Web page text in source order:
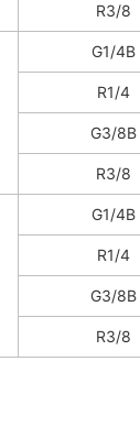
R3/8
G1/4B
R1/4
G3/8B
R3/8
G1/4B
R1/4
G3/8B
R3/8